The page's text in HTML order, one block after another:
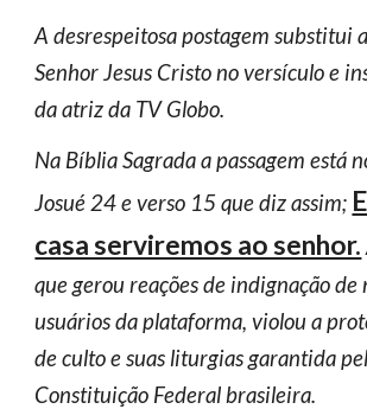
A desrespeitosa postagem substitui
Senhor Jesus Cristo no versículo e
da atriz da TV Globo.
Na Bíblia Sagrada a passagem está
Josué 24 e verso 15 que diz assim;
casa serviremos ao senhor.
que gerou reações de indignação de
usuários da plataforma, violou a
de culto e suas liturgias garantida
Constituição Federal brasileira.